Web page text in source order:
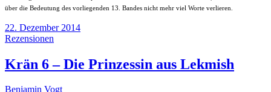
über die Bedeutung des vorliegenden 13. Bandes nicht mehr viel Worte verlieren.
22. Dezember 2014
Rezensionen
Krän 6 – Die Prinzessin aus Lekmish
Benjamin Vogt